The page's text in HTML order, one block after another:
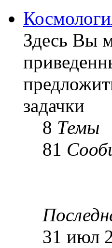
Здесь Вы
задачки
8 Темы
81
31 июл